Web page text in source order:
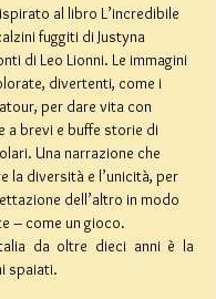
al libro L’incredibile
fuggiti di Justyna
di Leo Lionni. Le immagini
divertenti, come i
per dare vita con
a brevi e buffe storie di
Una narrazione che
la diversità e l’unicità, per
dell’altro in modo
– come un gioco.
da oltre dieci anni è la
spaiati.